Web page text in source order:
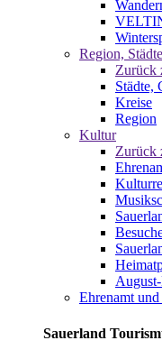
Region,
Zurück
Städte,
Kreise
Region
Kultur
Zurück
Ehrenamt
Sauerland